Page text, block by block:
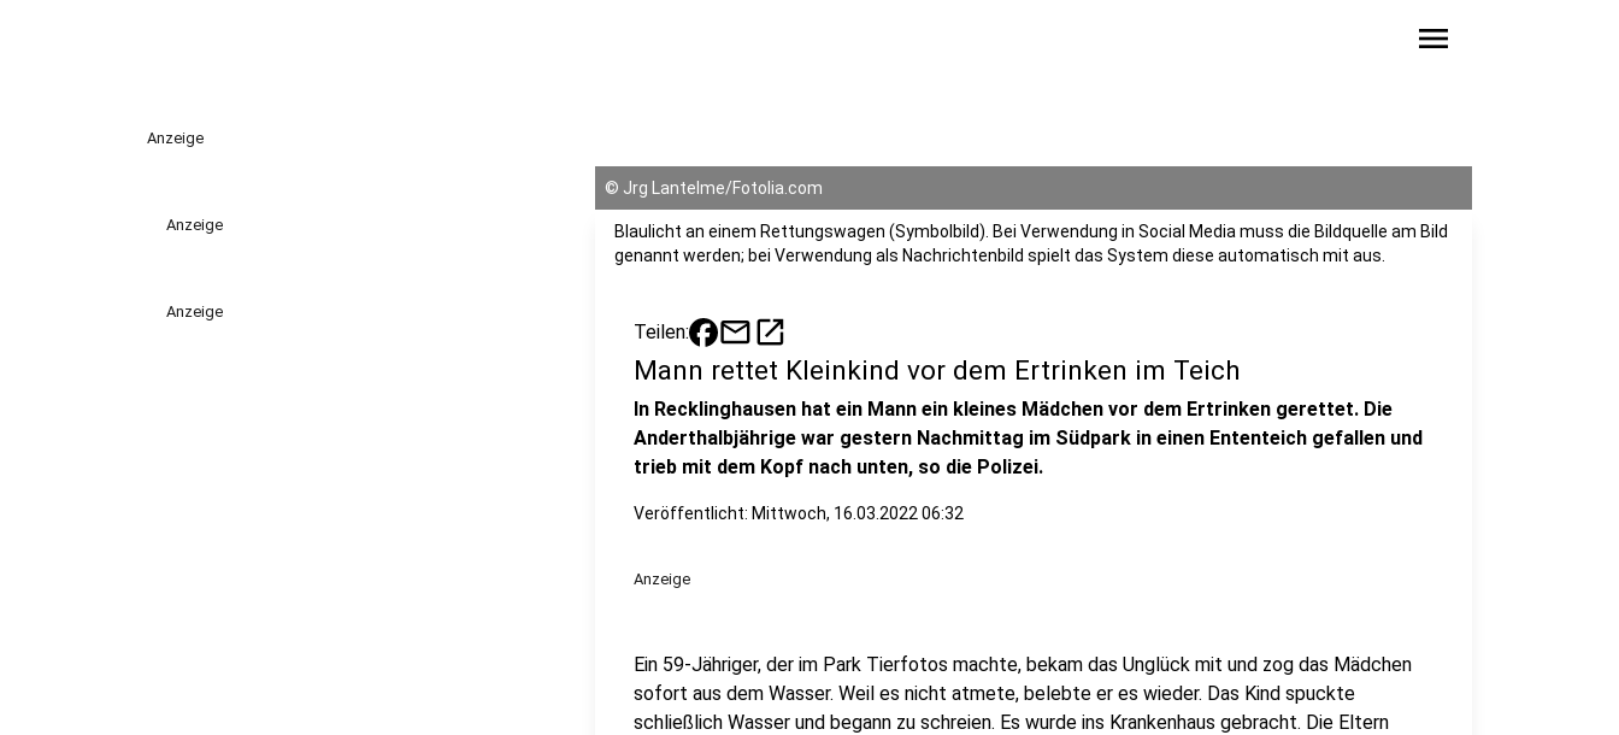
menu
Anzeige
Anzeige
Anzeige
© Jrg Lantelme/Fotolia.com
Blaulicht an einem Rettungswagen (Symbolbild). Bei Verwendung in Social Media muss die Bildquelle am Bild
genannt werden; bei Verwendung als Nachrichtenbild spielt das System diese automatisch mit aus.
Teilen: mailopen_in_new
Mann rettet Kleinkind vor dem Ertrinken im Teich
In Recklinghausen hat ein Mann ein kleines Mädchen vor dem Ertrinken gerettet. Die
Anderthalbjährige war gestern Nachmittag im Südpark in einen Ententeich gefallen und
trieb mit dem Kopf nach unten, so die Polizei.
Veröffentlicht: Mittwoch, 16.03.2022 06:32
Anzeige
Ein 59-Jähriger, der im Park Tierfotos machte, bekam das Unglück mit und zog das Mädchen
sofort aus dem Wasser. Weil es nicht atmete, belebte er es wieder. Das Kind spuckte
schließlich Wasser und begann zu schreien. Es wurde ins Krankenhaus gebracht. Die Eltern